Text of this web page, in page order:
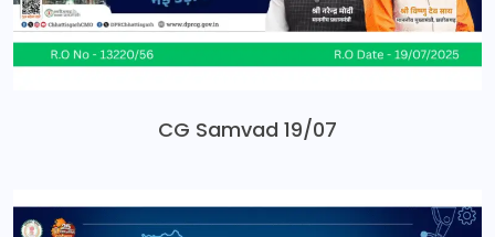
CG Samvad 19/07